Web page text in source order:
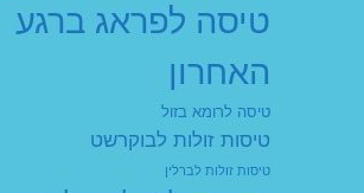
טיסה לפראג ברגע
האחרון
טיסה לרומא בזול
טיסות זולות לבוקרשט
טיסות זולות לברלין